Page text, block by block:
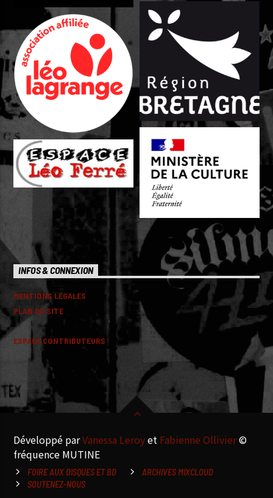
INFOS & CONNEXION
MENTIONS LEGALES
PLAN DU SITE
ESPACE CONTRIBUTEURS
Développé parVanessa Leroyet Fabienne Ollivier©
fréquence MUTINE
FOIRE AUX DISQUES ET BD
ARCHIVES MIXCLOUD
SOUTENEZ-NOUS